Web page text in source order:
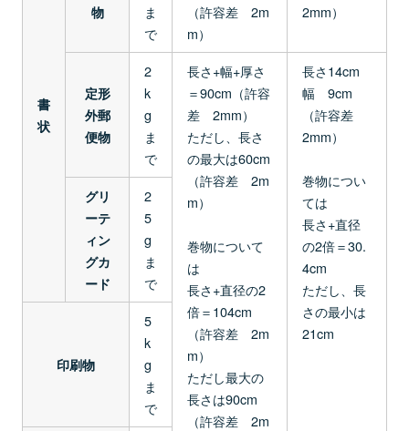
書
状
物
ま
で
（許容差 2m
m）
2mm）
定形
外郵
便物
2
k
g
ま
で
長さ+幅+厚さ
＝90cm（許容
差 2mm）
ただし、長さ
の最大は60cm
（許容差 2m
m）
巻物について
は
長さ+直径の2
倍＝104cm
（許容差 2m
m）
ただし最大の
長さは90cm
（許容差 2m
長さ14cm
幅 9cm
（許容差
2mm）
巻物につい
ては
長さ+直径
の2倍＝30.
4cm
ただし、長
さの最小は
21cm
グリ
ーテ
ィン
グカ
ード
2
5
g
ま
で
印刷物
5
k
g
ま
で